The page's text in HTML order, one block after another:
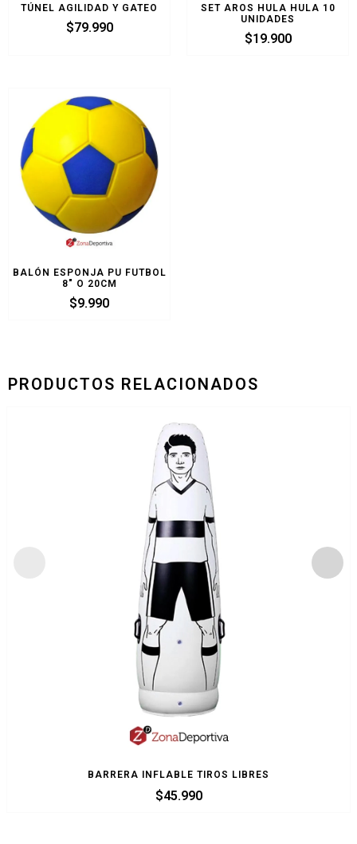
TÚNEL AGILIDAD Y GATEO
$79.990
SET AROS HULA HULA 10
UNIDADES
$19.900
BALÓN ESPONJA PU FUTBOL
8″ O 20CM
$9.990
PRODUCTOS RELACIONADOS
BARRERA INFLABLE TIROS LIBRES
$45.990